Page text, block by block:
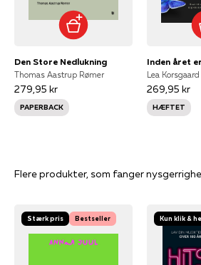
Den Store Nedlukning
Thomas Aastrup Rømer
279,95 kr
PAPERBACK
Inden året
Lea Korsgaard
269,95 kr
HÆFTET
Flere produkter, som fanger
Stærk pris Bestseller Kun klik &